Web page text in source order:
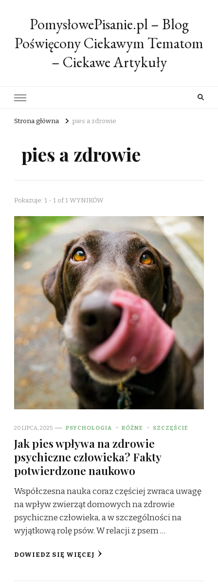
PomysłowePisanie.pl – Blog
Poświęcony Ciekawym Tematom
– Ciekawe Artykuły
Strona główna pies a zdrowie
pies a zdrowie
Pokazuje: 1 - 1 of 1 WYNIKÓW
20 LIPCA, 2025 PSYCHOLOGIA RÓŻNE SZCZĘŚCIE
Jak pies wpływa na zdrowie
psychiczne człowieka? Fakty
potwierdzone naukowo
Współczesna nauka coraz częściej zwraca uwagę
na wpływ zwierząt domowych na zdrowie
psychiczne człowieka, a w szczególności na
wyjątkową rolę psów. W relacji z psem …
DOWIEDZ SIĘ WIĘCEJ